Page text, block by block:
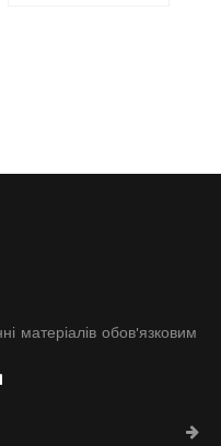
матеріалів обов'язковим